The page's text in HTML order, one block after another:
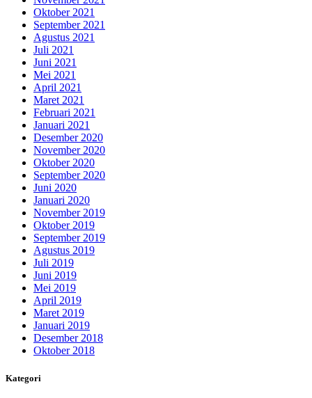
Oktober 2021
September 2021
Agustus 2021
Juli 2021
Juni 2021
Mei 2021
April 2021
Maret 2021
Februari 2021
Januari 2021
Desember 2020
November 2020
Oktober 2020
September 2020
Juni 2020
Januari 2020
November 2019
Oktober 2019
September 2019
Agustus 2019
Juli 2019
Juni 2019
Mei 2019
April 2019
Maret 2019
Januari 2019
Desember 2018
Oktober 2018
Kategori